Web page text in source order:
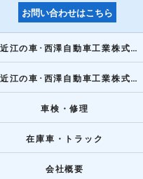
お問い合わせはこちら
東近江の車･西澤自動車工業株式会社の口コミ情報
東近江の車･西澤自動車工業株式会社のお客様の声
車検・修理
在庫車・トラック
会社概要